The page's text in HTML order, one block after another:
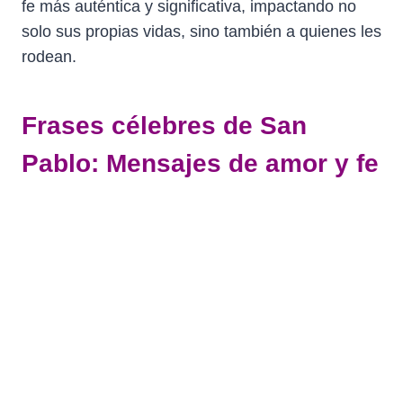
fe más auténtica y significativa, impactando no
solo sus propias vidas, sino también a quienes les
rodean.
Frases célebres de San
Pablo: Mensajes de amor y fe